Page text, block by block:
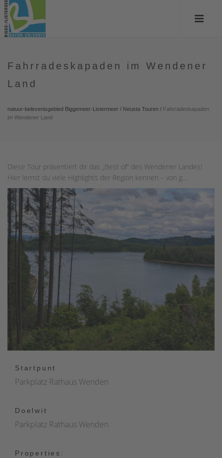
Fahrradeskapaden im Wendener
Land
natuur-belevenisgebied Biggemeer-Listermeer / Neusta Touren / Fahrradeskapaden
im Wendener Land
Diese Tour präsentiert dir das „Best of“ des Wendener Landes!
Hier lernst du viele Highlights der Region kennen – von g...
Startpunt
Parkplatz Rathaus Wenden
Doelwit
Parkplatz Rathaus Wenden
Properties: